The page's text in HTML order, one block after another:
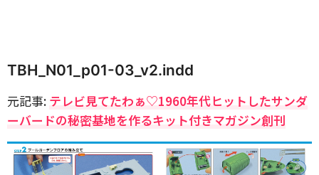
TBH_N01_p01-03_v2.indd
元記事: テレビ見てたわぁ♡1960年代ヒットしたサンダ
ーバードの秘密基地を作るキット付きマガジン創刊